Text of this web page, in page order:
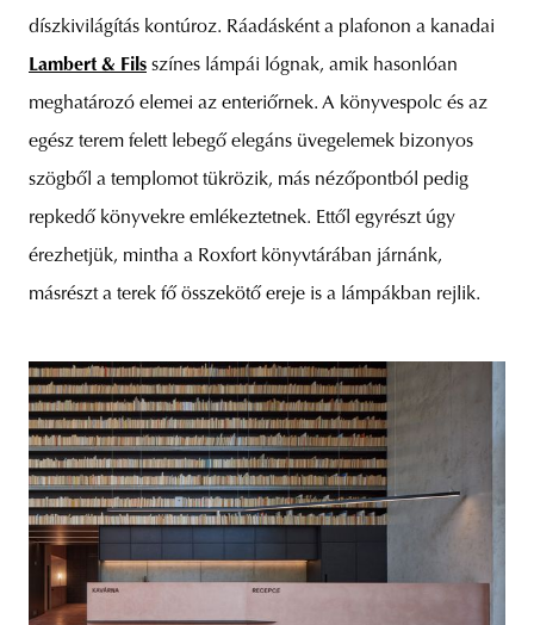
díszkivilágítás kontúroz. Ráadásként a plafonon a kanadai
Lambert & Fils színes lámpái lógnak, amik hasonlóan
meghatározó elemei az enteriőrnek. A könyvespolc és az
egész terem felett lebegő elegáns üvegelemek bizonyos
szögből a templomot tükrözik, más nézőpontból pedig
repkedő könyvekre emlékeztetnek. Ettől egyrészt úgy
érezhetjük, mintha a Roxfort könyvtárában járnánk,
másrészt a terek fő összekötő ereje is a lámpákban rejlik.